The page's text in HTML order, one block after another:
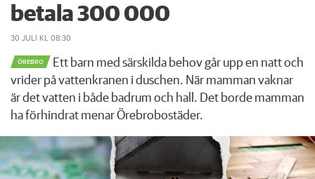
betala 300 000
30 JULI KL 08:30
ÖREBRO
Ett barn med särskilda behov går upp en natt och
vrider på vattenkranen i duschen. När mamman vaknar
är det vatten i både badrum och hall. Det borde mamman
ha förhindrat menar Örebrobostäder.